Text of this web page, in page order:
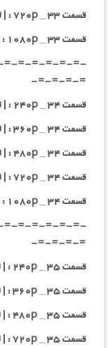
قسمت ۳۳ _ ۷۲۰p : | لینک مستقیم |دوبله فارسی
قسمت ۳۳ _ ۱۰۸۰p : | لینک مستقیم | دوبله فارسی
=-=-=-=-=-
=-=-=-=-
قسمت ۳۴ _ ۲۴۰p : | لینک مستقیم |دوبله فارسی
قسمت ۳۴ _ ۳۶۰p : | لینک مستقیم |دوبله فارسی
قسمت ۳۴ _ ۴۸۰p : | لینک مستقیم |دوبله فارسی
قسمت ۳۴ _ ۷۲۰p : | لینک مستقیم |دوبله فارسی
قسمت ۳۴ _ ۱۰۸۰p : | لینک مستقیم | دوبله فارسی
=-=-=-=-=-
=-=-=-=-
قسمت ۳۵ _ ۲۴۰p : | لینک مستقیم |دوبله فارسی
قسمت ۳۵ _ ۳۶۰p : | لینک مستقیم |دوبله فارسی
قسمت ۳۵ _ ۴۸۰p : | لینک مستقیم |دوبله فارسی
قسمت ۳۵ _ ۷۲۰p : | لینک مستقیم |دوبله فارسی